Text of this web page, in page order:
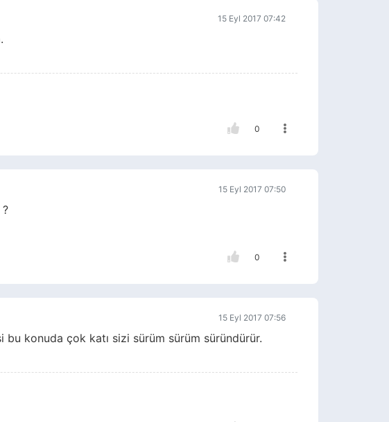
15 Eyl 2017 07:42
0
15 Eyl 2017 07:50
0
15 Eyl 2017 07:56
konuda çok katı sizi sürüm sürüm süründürür.